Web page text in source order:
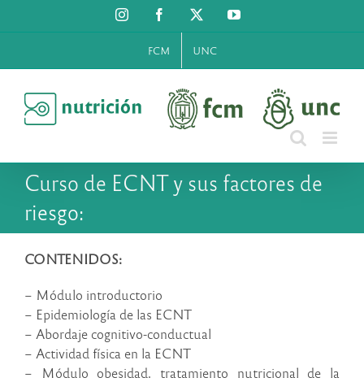
al
InstagramFacebook YouTube
FCM UNC
Curso de ECNT y sus factores de
riesgo:
CONTENIDOS:
– Módulo introductorio
– Epidemiología de las ECNT
– Abordaje cognitivo-conductual
– Actividad física en la ECNT
– Módulo obesidad. tratamiento nutricional de la